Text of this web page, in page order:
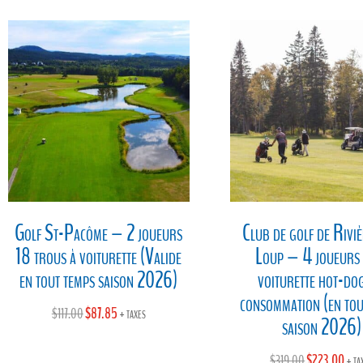
Golf St-Pacôme – 2 joueurs
18 trous à voiturette (Valide
en tout temps saison 2026)
$117.00Original
$87.85Current
+ taxes
Club de golf de
Loup – 4 joueurs
voiturette hot-
consommation (en
saison 2026)